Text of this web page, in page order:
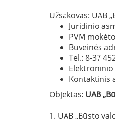
Užsakovas: UAB
Juridinio
PVM
Buveinės
Tel.: 8-37
Elektroninio
Kontaktinis
Objektas: UAB
1. UAB „Būsto